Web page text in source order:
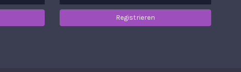
Registrieren